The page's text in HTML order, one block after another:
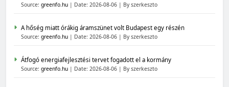
Source: greenfo.hu Date: 2026-08-06 By szerkeszto
A hőség miatt órákig áramszünet volt Budapest egy részén
Source: greenfo.hu Date: 2026-08-06 By szerkeszto
Átfogó energiafejlesztési tervet fogadott el a kormány
Source: greenfo.hu Date: 2026-08-06 By szerkeszto